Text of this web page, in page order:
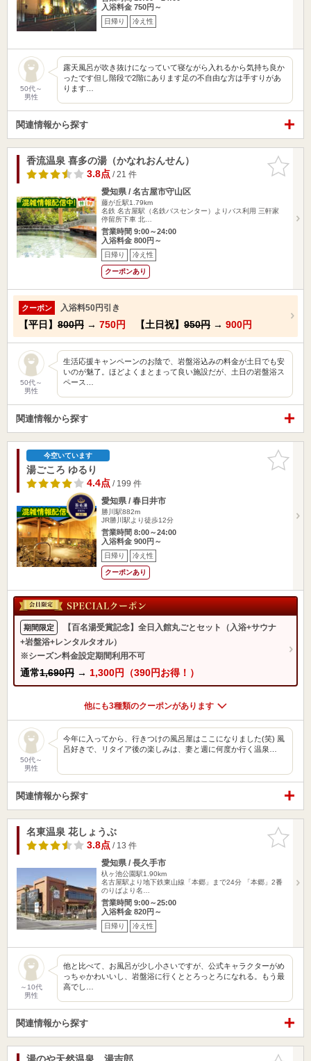
入浴料金 750円～
日帰り 冷え性
50代～
男性
露天風呂が吹き抜けになっていて寝ながら入れるから気持ち良か
ったです但し階段で2階にあります足の不自由な方は手すりがあ
ります…
関連情報から探す
お気に入
りに追加
香流温泉 喜多の湯（かなれおんせん）
3.8点/ 21 件
愛知県 / 名古屋市守山区
藤が丘駅1.79km
名鉄 名古屋駅（名鉄バスセンター）よりバス利用 三軒家
停留所下車 北…
営業時間 9:00～24:00
入浴料金 800円～
日帰り 冷え性
クーポンあり
クーポン 入浴料50円引き
【平日】 800円 → 750円 【土日祝】 950円 → 900円
50代～
男性
生活応援キャンペーンのお陰で、岩盤浴込みの料金が土日でも安
いのが魅了。ほどよくまとまって良い施設だが、土日の岩盤浴ス
ペース…
関連情報から探す
お気に入
りに追加
今空いています
湯ごころ ゆるり
4.4点/ 199 件
愛知県 / 春日井市
勝川駅882m
JR勝川駅より徒歩12分
営業時間 8:00～24:00
入浴料金 900円～
日帰り 冷え性
クーポンあり
期間限定
【百名湯受賞記念】全日入館丸ごとセット（入浴+サウナ
+岩盤浴+レンタルタオル）
※シーズン料金設定期間利用不可
通常1,690円 → 1,300円（390円お得！）
他にも3種類のクーポンがあります
50代～
男性
今年に入ってから、行きつけの風呂屋はここになりました(笑) 風
呂好きで、リタイア後の楽しみは、妻と週に何度か行く温泉…
関連情報から探す
お気に入
りに追加
名東温泉 花しょうぶ
3.8点/ 13 件
愛知県 / 長久手市
杁ヶ池公園駅1.90km
名古屋駅より地下鉄東山線「本郷」まで24分 「本郷」2番
のりばより名…
営業時間 9:00～25:00
入浴料金 820円～
日帰り 冷え性
～10代
男性
他と比べて、お風呂が少し小さいですが、公式キャラクターがめ
っちゃかわいいし、岩盤浴に行くととろっとろになれる。もう最
高でし…
関連情報から探す
お気に入
湯のや天然温泉 湯吉郎